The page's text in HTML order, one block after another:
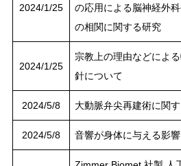
2024/1/25
の応用による脳神経外
の相関に関する研究
2024/1/25
宗教上の理由などによ
針について
2024/5/8 大動脈弁尖再建術に関
2024/5/8 音響が身体に与える影響